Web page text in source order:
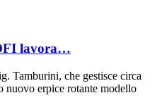
lavora…
Tamburini, che gestisce circa
nuovo erpice rotante modello